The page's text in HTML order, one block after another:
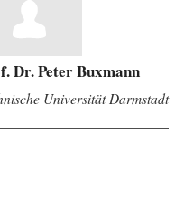
Dr. Peter Buxmann
Universität Darmstadt